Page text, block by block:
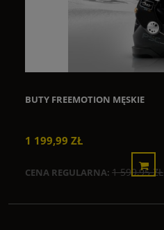
BUTY FREEMOTION MĘSKIE
1 199,99 ZŁ
CENA REGULARNA: 1 599,95 ZŁ